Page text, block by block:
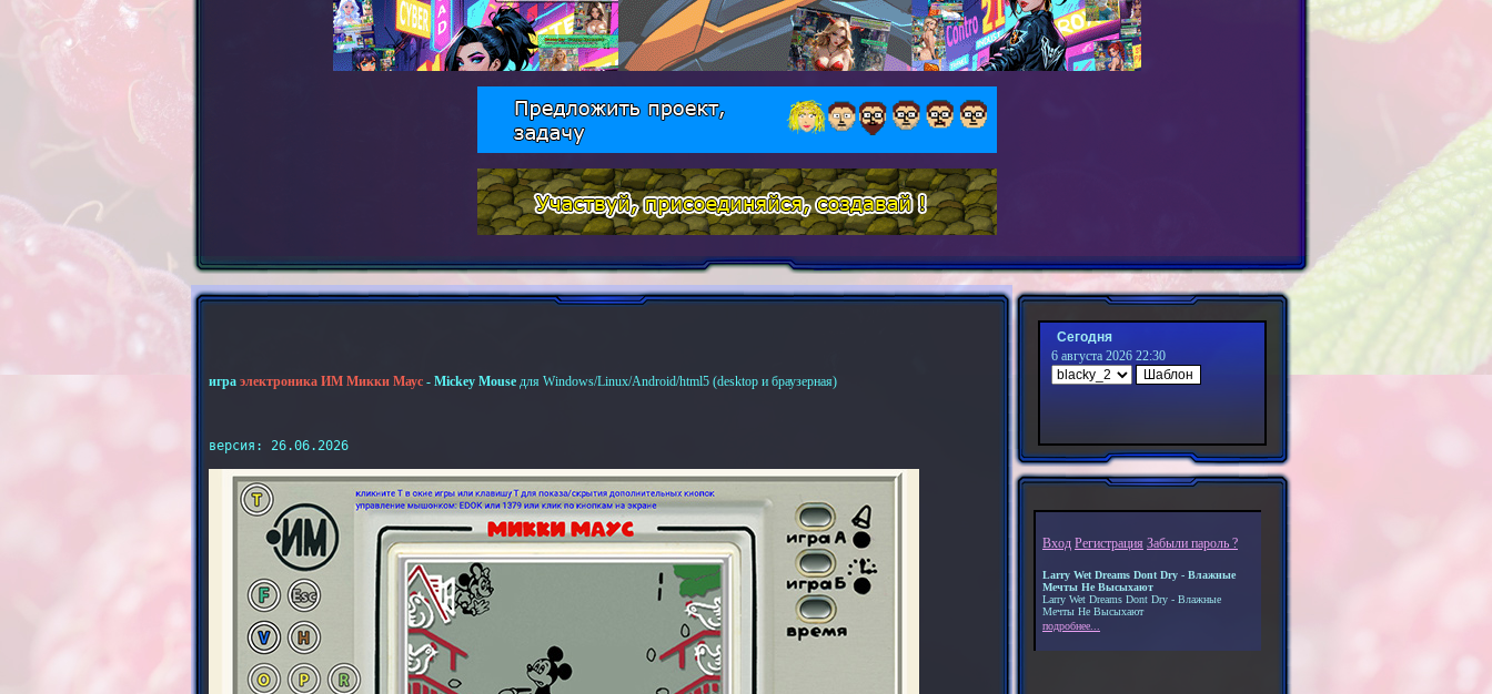
игра электроника ИМ Микки Маус - Mickey Mouse для Windows/Linux/Android/html5 (desktop и браузерная)
версия: 26.06.2026
Сегодня
6 августа 2026 22:30
Вход Регистрация Забыли пароль ?
Larry Wet Dreams Dont Dry - Влажные
Мечты Не Высыхают
Larry Wet Dreams Dont Dry - Влажные
Мечты Не Высыхают
подробнее...